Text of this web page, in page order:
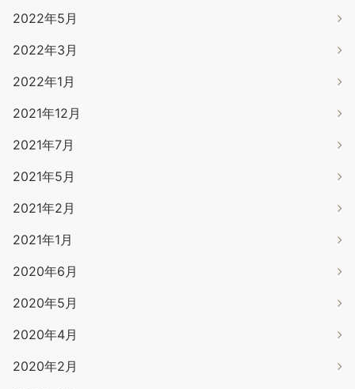
2022年5月
2022年3月
2022年1月
2021年12月
2021年7月
2021年5月
2021年2月
2021年1月
2020年6月
2020年5月
2020年4月
2020年2月